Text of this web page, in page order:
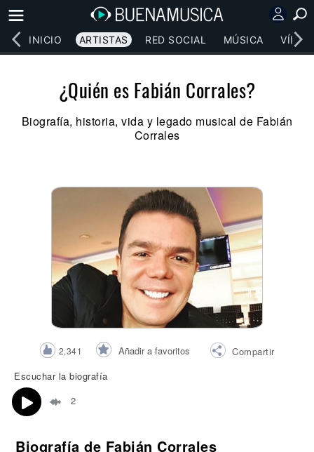
INICIO ARTISTAS RED SOCIAL MÚSICA
¿Quién es Fabián Corrales?
Biografía, historia, vida y legado musical de Fabián
Corrales
2,341 Añadir a favoritos
Compartir
Escuchar la biografía
2
Biografía de Fabián Corrales